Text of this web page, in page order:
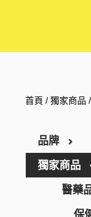
首頁 /獨家商品
品牌
THE
獨家商品
醫藥